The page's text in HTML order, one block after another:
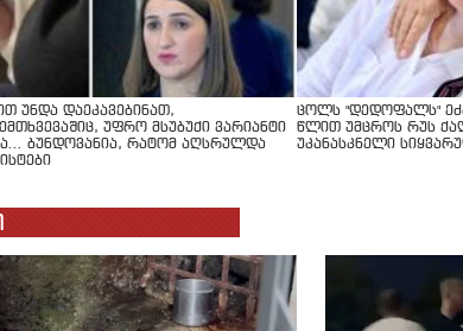
უნდა დაეკავებინათ,
უფრო მსუბუქი ვარიანტი
ბუნდოვანია, რატომ აღსრულდა
ცოლს "დედოფალს"
წლით უმცროს რუს
უკანასკნელი